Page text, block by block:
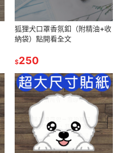
狐狸犬口罩香氛釦（附精油+收
納袋）點開看全文
$250